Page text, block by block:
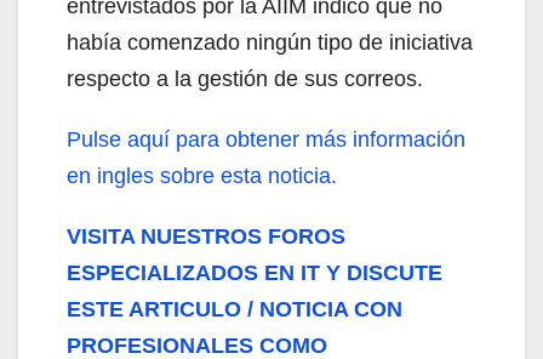
entrevistados por la AIIM indicó que no
había comenzado ningún tipo de iniciativa
respecto a la gestión de sus correos.
Pulse aquí para obtener más información
en ingles sobre esta noticia.
VISITA NUESTROS FOROS
ESPECIALIZADOS EN IT Y DISCUTE
ESTE ARTICULO / NOTICIA CON
PROFESIONALES COMO